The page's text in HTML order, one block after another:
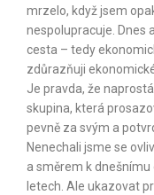
mrzelo, když jsem
nespolupracuje. Dnes
cesta – tedy
zdůrazňuji
Je pravda, že
skupina, která
pevně za svým a
Nenechali jsme se
a směrem k
letech. Ale ukazovat